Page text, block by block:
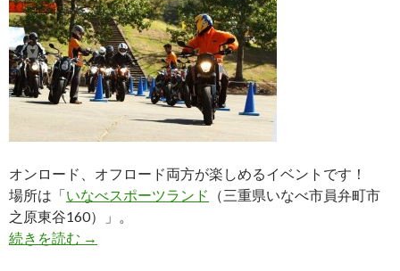
オンロード、オフロード両方が楽しめるイベントです！
場所は「いなべスポーツランド
（三重県いなべ市員弁町市
之原東谷160）」。
続きを読む 10月11/12日はオレンジフェスティバル！
→